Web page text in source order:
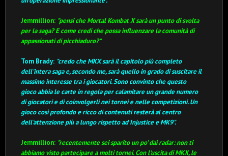
Jemmillion: "pensi che Mortal Kombat X sarà un punto di svolta
per la saga?E come credi che possa influenzare la comunità di
appassionati di picchiaduro?"
Tom Brady: "credo che MKX sarà il capitolo più completo
dell'intera saga e, secondo me, sarà quello in grado di suscitare il
massimo interesse tra i giocatori.Sono convinto che questo
gioco abbia le carte in regola per calamitare un grande numero
di giocatori e di coinvolgerli nei tornei e nelle competizioni.Un
gioco così profondo e ricco di contenuti resterà al centro
dell'attenzione più a lungo rispetto ad Injustice e MK9".
Jemmillion: "recentemente sei sparito un po' dai radar: non ti
abbiamo visto partecipare a molti tornei. Con l'uscita di MKX, le